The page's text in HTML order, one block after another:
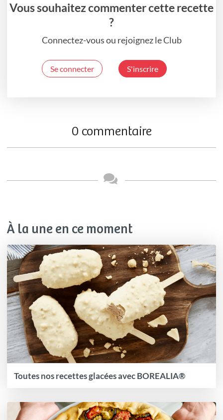
Vous souhaitez commenter cette recette
?
Connectez-vous ou rejoignez le Club
Se connecter S'inscrire
0 commentaire
À la une en ce moment
Toutes nos recettes glacées avec BOREALIA®